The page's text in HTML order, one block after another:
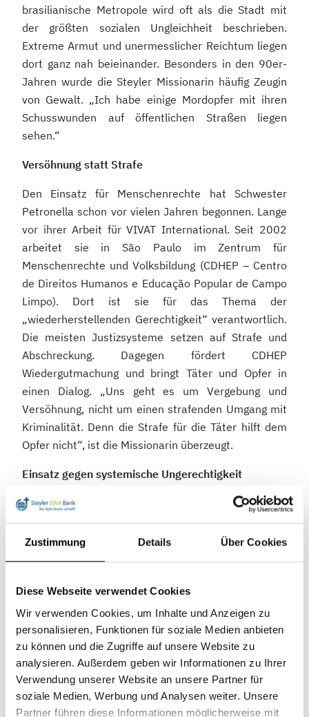
Zustimmung Details Über Cookies
Diese Webseite verwendet Cookies
Wir verwenden Cookies, um Inhalte und Anzeigen zu
personalisieren, Funktionen für soziale Medien anbieten
zu können und die Zugriffe auf unsere Website zu
analysieren. Außerdem geben wir Informationen zu Ihrer
Verwendung unserer Website an unsere Partner für
soziale Medien, Werbung und Analysen weiter. Unsere
Partner führen diese Informationen möglicherweise mit
brasilianische Metropole wird oft als die Stadt mit
der größten sozialen Ungleichheit beschrieben.
Extreme Armut und unermesslicher Reichtum liegen
dort ganz nah beieinander. Besonders in den 90er-
Jahren wurde die Steyler Missionarin häufig Zeugin
von Gewalt. „Ich habe einige Mordopfer mit ihren
Schusswunden auf öffentlichen Straßen liegen
sehen.“
Versöhnung statt Strafe
Den Einsatz für Menschenrechte hat Schwester
Petronella schon vor vielen Jahren begonnen. Lange
vor ihrer Arbeit für VIVAT International. Seit 2002
arbeitet sie in São Paulo im Zentrum für
Menschenrechte und Volksbildung (CDHEP – Centro
de Direitos Humanos e Educação Popular de Campo
Limpo). Dort ist sie für das Thema der
„wiederherstellenden Gerechtigkeit“ verantwortlich.
Die meisten Justizsysteme setzen auf Strafe und
Abschreckung. Dagegen fördert CDHEP
Wiedergutmachung und bringt Täter und Opfer in
einen Dialog. „Uns geht es um Vergebung und
Versöhnung, nicht um einen strafenden Umgang mit
Kriminalität. Denn die Strafe für die Täter hilft dem
Opfer nicht“, ist die Missionarin überzeugt.
Einsatz gegen systemische Ungerechtigkeit
Ihre Arbeit für das Menschenrechtszentrum führte
Schwester Petronella schließlich in den Beirat von
VIVAT International. Gegründet wurde die NGO im
Ordensgemeinschaften aus aller Welt mit 17.000
Mitgliedern die Organisation.
Gemeinsam wollen die Ordensleute Druck ausüben
und Veränderung bewegen. Oder, wie Schwester
Petronella sagt, „Stimme der Stimmlosen“ sein.
Beim Wirtschafts- und Sozialrat der Vereinten
Nationen hat die Nichtregierungsorganisation den